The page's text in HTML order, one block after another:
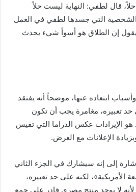
قال لطفي: النهاية ليست حلاً
التي جسدها لطفي في العمل
إن الطلاق هو أسوأ شيء يحدث
ابتعاده عنها، موضحاً أنه يفتقد
حد تعبيره، مغامرة يجب أن تكون
هو الإيرادات عكس الدراما التي تقيس
الإعلانات مع العرض.
إلى إنه سيشارك في الجزء الثاني
لكنه على حد تعبيره،
لا يوجد منتج مصري قادر على جمع